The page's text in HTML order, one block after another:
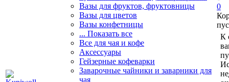
Вазы для фруктов, фруктовницы
Вазы для цветов
Вазы конфетницы
... Показать все
Все для чая и кофе
Аксессуары
Гейзерные кофеварки
Заварочные чайники и заварники для
чая
0
К